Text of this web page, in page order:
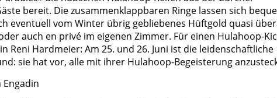
bereit. Die zusammenklappbaren Ringe lassen sich
eventuell vom Winter übrig gebliebenes Hüftgold quasi
auch en privé im eigenen Zimmer. Für einen Hulahoop-
Reni Hardmeier: Am 25. und 26. Juni ist die leidenschaftliche
sie hat vor, alle mit ihrer Hulahoop-Begeisterung
Engadin